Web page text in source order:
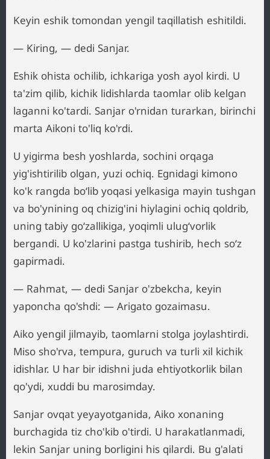
Keyin eshik tomondan yengil taqillatish eshitildi.
— Kiring, — dedi Sanjar.
Eshik ohista ochilib, ichkariga yosh ayol kirdi. U
ta'zim qilib, kichik lidishlarda taomlar olib kelgan
laganni ko'tardi. Sanjar o'rnidan turarkan, birinchi
marta Aikoni to'liq ko'rdi.
U yigirma besh yoshlarda, sochini orqaga
yig'ishtirilib olgan, yuzi ochiq. Egnidagi kimono
ko'k rangda bo‘lib yoqasi yelkasiga mayin tushgan
va bo'ynining oq chizig'ini hiylagini ochiq qoldrib,
uning tabiy go‘zallikiga, yoqimli ulug‘vorlik
bergandi. U ko'zlarini pastga tushirib, hech so‘z
gapirmadi.
— Rahmat, — dedi Sanjar o'zbekcha, keyin
yaponcha qo'shdi: — Arigato gozaimasu.
Aiko yengil jilmayib, taomlarni stolga joylashtirdi.
Miso sho'rva, tempura, guruch va turli xil kichik
idishlar. U har bir idishni juda ehtiyotkorlik bilan
qo'ydi, xuddi bu marosimday.
Sanjar ovqat yeyayotganida, Aiko xonaning
burchagida tiz cho'kib o'tirdi. U harakatlanmadi,
lekin Sanjar uning borligini his qilardi. Bu g'alati